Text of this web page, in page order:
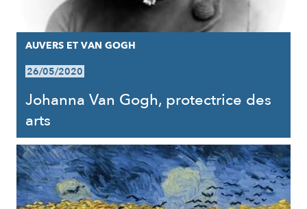
AUVERS ET VAN GOGH
26/05/2020
Johanna Van Gogh, protectrice des
arts